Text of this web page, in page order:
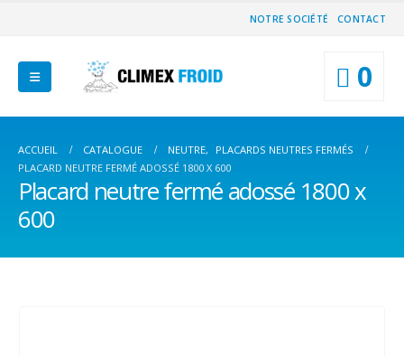
NOTRE SOCIÉTÉ CONTACT
0
ACCUEIL CATALOGUE NEUTRE,
PLACARDS NEUTRES FERMÉS
PLACARD NEUTRE FERMÉ ADOSSÉ 1800 X 600
Placard neutre fermé adossé 1800 x
600